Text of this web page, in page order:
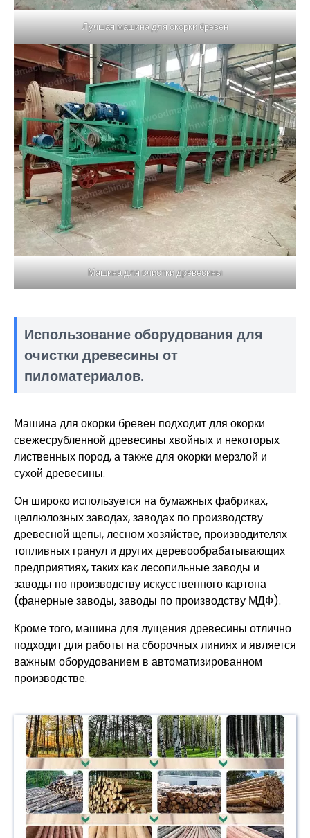
Лучшая машина для окорки бревен
Машина для очистки древесины
Использование оборудования для
очистки древесины от
пиломатериалов.
Машина для окорки бревен подходит для окорки
свежесрубленной древесины хвойных и некоторых
лиственных пород, а также для окорки мерзлой и
сухой древесины.
Он широко используется на бумажных фабриках,
целлюлозных заводах, заводах по производству
древесной щепы, лесном хозяйстве, производителях
топливных гранул и других деревообрабатывающих
предприятиях, таких как лесопильные заводы и
заводы по производству искусственного картона
(фанерные заводы, заводы по производству МДФ).
Кроме того, машина для лущения древесины отлично
подходит для работы на сборочных линиях и является
важным оборудованием в автоматизированном
производстве.